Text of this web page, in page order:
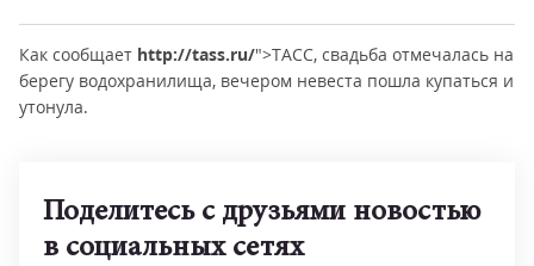
Как сообщает http://tass.ru/">ТАСС, свадьба отмечалась на
берегу водохранилища, вечером невеста пошла купаться и
утонула.
Поделитесь с друзьями новостью
в социальных сетях